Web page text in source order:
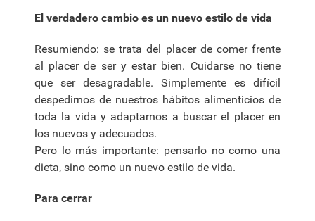
El verdadero cambio es un nuevo estilo de vida
Resumiendo: se trata del placer de comer frente
al placer de ser y estar bien. Cuidarse no tiene
que ser desagradable. Simplemente es difícil
despedirnos de nuestros hábitos alimenticios de
toda la vida y adaptarnos a buscar el placer en
los nuevos y adecuados.
Pero lo más importante: pensarlo no como una
dieta, sino como un nuevo estilo de vida.
Para cerrar